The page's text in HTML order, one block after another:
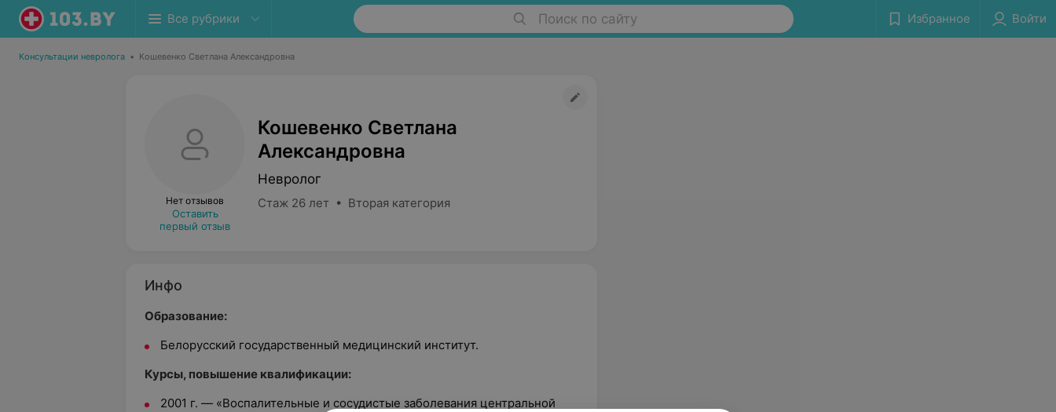
Все рубрики Поиск по сайту Избранное Войти
Консультации невролога • Кошевенко Светлана Александровна
Нет отзывов
Оставить
первый отзыв
Кошевенко Светлана
Александровна
Невролог
Стаж 26 лет • Вторая категория
Инфо
Образование:
Белорусский государственный медицинский институт.
Курсы, повышение квалификации:
2001 г. — «Воспалительные и сосудистые заболевания центральной